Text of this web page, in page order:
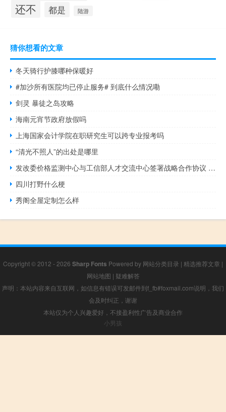
还不 都是 陆游
猜你想看的文章
冬天骑行护膝哪种保暖好
#加沙所有医院均已停止服务# 到底什么情况嘞
剑灵 暴徒之岛攻略
海南元宵节政府放假吗
上海国家会计学院在职研究生可以跨专业报考吗
“清光不照人”的出处是哪里
发改委价格监测中心与工信部人才交流中心签署战略合作协议 共建数据要素价格和数据资产评估计价人才体系
四川打野什么梗
秀阁全屋定制怎么样
Copyright © 2012 - 2026 Sharp Fonts Powered by 网站分类目录 | 精选推荐文章 |
网站地图 | 疑难解答
声明：本站内容来自互联网，如信息有错误可发邮件到f_fb#foxmail.com说明，我们
会及时纠正，谢谢
本站仅为个人兴趣爱好，不接盈利性广告及商业合作
小男孩